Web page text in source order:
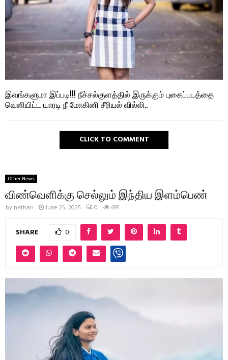
இவங்களுமா இப்படி!!! நீச்சல்குளத்தில் இருக்கும் புகைப்படத்தை
வெளியிட்ட யாரடி நீ மோகினி சீரியல் வில்லி..
CLICK TO COMMENT
Other News
விண்வெளிக்கு செல்லும் இந்திய இளம்பெண்
by nathan June 25, 2025 0 695
SHARE 0